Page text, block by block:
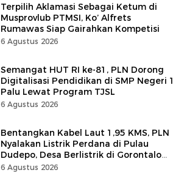
Terpilih Aklamasi Sebagai Ketum di
Musprovlub PTMSI, Ko’ Alfrets
Rumawas Siap Gairahkan Kompetisi
6 Agustus 2026
Semangat HUT RI ke-81, PLN Dorong
Digitalisasi Pendidikan di SMP Negeri 1
Palu Lewat Program TJSL
6 Agustus 2026
Bentangkan Kabel Laut 1,95 KMS, PLN
Nyalakan Listrik Perdana di Pulau
Dudepo, Desa Berlistrik di Gorontalo
100 Persen
6 Agustus 2026